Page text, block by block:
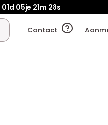
01d 05je 21m 27s
Contact